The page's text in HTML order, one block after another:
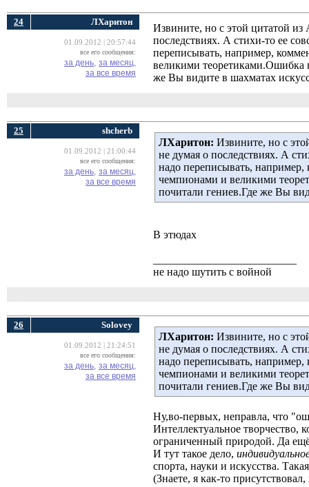
24 ЛХаритон
01.09.2012 | 20:57:44
все его сообщения:
за день, за месяц,
за все время
Извините, но с этой цитатой
последствиях. А стихи-то ее
переписывать, например,
великими теоретиками.Ошибка
же Вы видите в шахматах
25 shcherb
01.09.2012 | 21:00:44
все его сообщения:
за день, за месяц,
за все время
ЛХаритон: Извините, но с
не думая о последствиях. А
надо переписывать,
чемпионами и великими
почитали гениев.Где же Вы
В этюдах
не надо шутить с войной
26 Solovey
01.09.2012 | 21:24:51
все его сообщения:
за день, за месяц,
за все время
ЛХаритон: Извините, но с
не думая о последствиях. А
надо переписывать,
чемпионами и великими
почитали гениев.Где же Вы
Ну,во-первых, неправла, что
Интеллектуальное творчество,
ограниченный природой. Да
И тут такое дело,
спорта, науки и искусства.
(Знаете, я как-то